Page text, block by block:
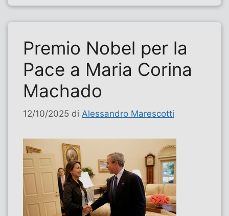
Premio Nobel per la
Pace a Maria Corina
Machado
12/10/2025 di Alessandro Marescotti